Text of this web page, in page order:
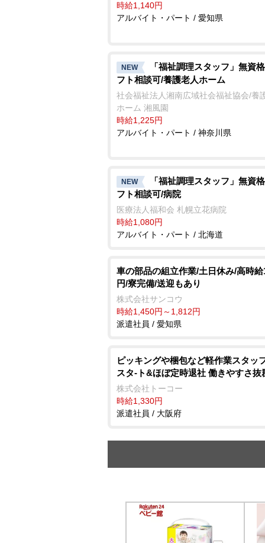
時給1,140円
アルバイト・パート / 愛知県
NEW
「福祉調理スタッフ」無資
フト相談可/養護老人ホーム
社会福祉法人湘南広域社会福祉協会/養
ホーム 湘風園
時給1,225円
アルバイト・パート / 神奈川県
NEW
「福祉調理スタッフ」無資
フト相談可/病院
医療法人福和会 札幌立花病院
時給1,080円
アルバイト・パート / 北海道
車の部品の組立作業/土日休み/高時給
円/寮完備/送迎もあり
株式会社サンコウ
時給1,450円～1,812円
派遣社員 / 愛知県
ピッキングや梱包など軽作業スタッ
スタ-ト&ほぼ定時退社 働きやすさ抜
株式会社トーコー
時給1,330円
派遣社員 / 大阪府